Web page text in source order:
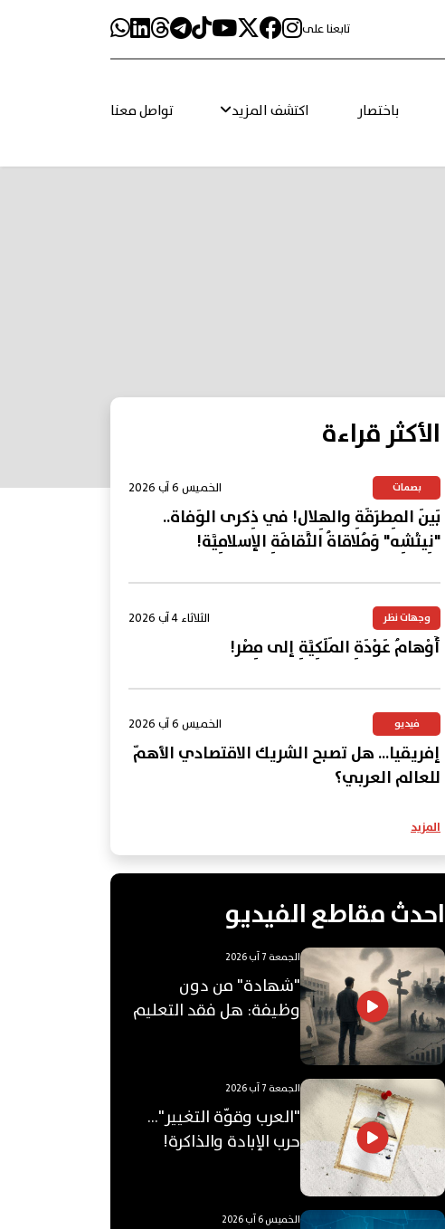
تابعنا على
باختصار اكتشف المزيد تواصل معنا
الأكثر قراءة
بصمات الخميس 6 آب 2026
بَينَ المِطرَقَةِ والهِلال! في ذِكرى الوَفاة..
"نِيتْشِه" وَمُلاقاةُ الثَّقافَةِ الإسلامِيَّة!
وجهات نظر الثلاثاء 4 آب 2026
أَوْهامُ عَوْدَةِ المَلَكِيَّةِ إلى مِصْر!
فيديو الخميس 6 آب 2026
إفريقيا... هل تصبح الشريك الاقتصادي الأهمّ
للعالم العربي؟
المزيد
احدث مقاطع الفيديو
الجمعة 7 آب 2026
"شهادة" من دون
وظيفة: هل فقد التعليم
الجامعي قيمته؟
الجمعة 7 آب 2026
"العرب وقوّة التغيير"...
حرب الإبادة والذاكرة!
الخميس 6 آب 2026